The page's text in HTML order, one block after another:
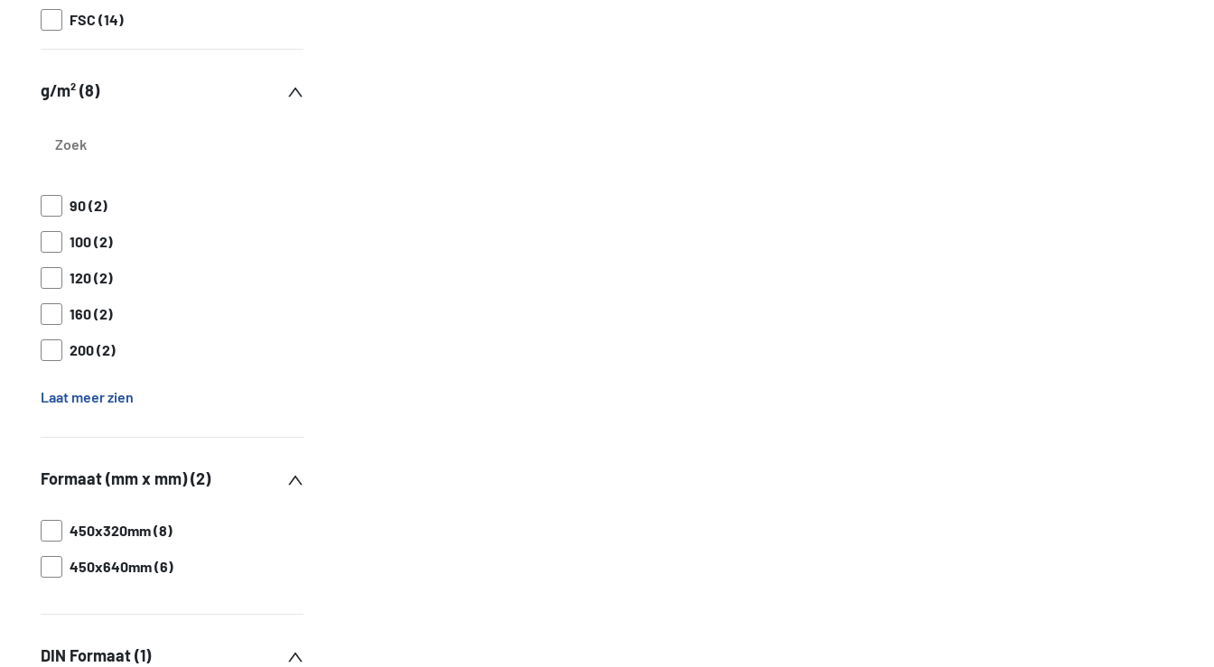
FSC (14)
g/m² (8)
90 (2)
100 (2)
120 (2)
160 (2)
200 (2)
Laat meer zien
Formaat (mm x mm) (2)
450x320mm (8)
450x640mm (6)
DIN Formaat (1)